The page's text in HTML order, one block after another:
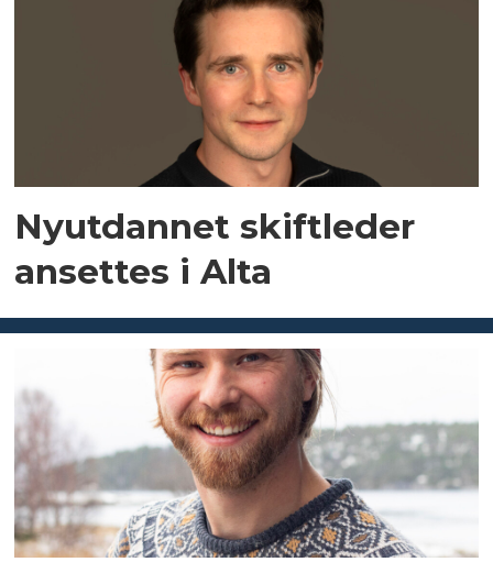
Nyutdannet skiftleder
ansettes i Alta